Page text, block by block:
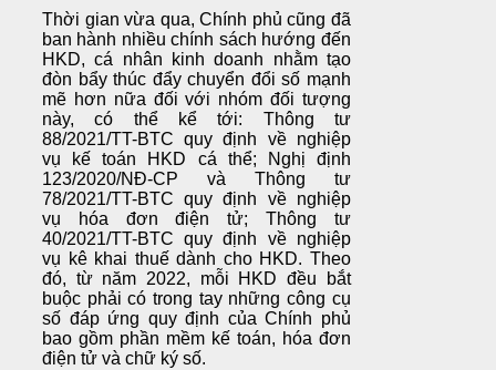
Thời gian vừa qua, Chính phủ cũng đã
ban hành nhiều chính sách hướng đến
HKD, cá nhân kinh doanh nhằm tạo
đòn bẩy thúc đẩy chuyển đổi số mạnh
mẽ hơn nữa đối với nhóm đối tượng
này, có thể kể tới: Thông tư
88/2021/TT-BTC quy định về nghiệp
vụ kế toán HKD cá thể; Nghị định
123/2020/NĐ-CP và Thông tư
78/2021/TT-BTC quy định về nghiệp
vụ hóa đơn điện tử; Thông tư
40/2021/TT-BTC quy định về nghiệp
vụ kê khai thuế dành cho HKD. Theo
đó, từ năm 2022, mỗi HKD đều bắt
buộc phải có trong tay những công cụ
số đáp ứng quy định của Chính phủ
bao gồm phần mềm kế toán, hóa đơn
điện tử và chữ ký số.